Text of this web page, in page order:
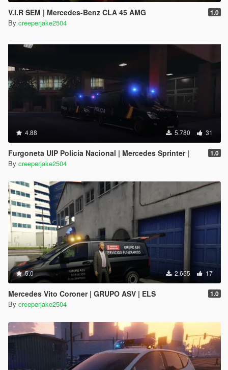
V.I.R SEM | Mercedes-Benz CLA 45 AMG 1.0
By creeperjake2504
4.88 5.780 31
Furgoneta UIP Policia Nacional | Mercedes Sprinter | 1.0
By creeperjake2504
5.0 2.655 17
Mercedes Vito Coroner | GRUPO ASV | ELS 1.0
By creeperjake2504